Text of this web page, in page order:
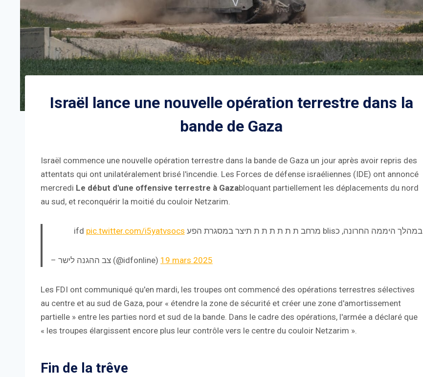
Israël lance une nouvelle opération terrestre dans la
bande de Gaza
Israël commence une nouvelle opération terrestre dans la bande de Gaza un jour après avoir repris des
attentats qui ont unilatéralement brisé l'incendie. Les Forces de défense israéliennes (IDE) ont annoncé
mercredi Le début d'une offensive terrestre à Gazabloquant partiellement les déplacements du nord
au sud, et reconquérir la moitié du couloir Netzarim.
במהלך היממה החרונה, כblis מרחב ת ת ת ת ת ת תיצר במסגרת הפע ifd pic.twitter.com/i5yatvsocs
– צב ההגנה לישר (@idfonline) 19 mars 2025
Les FDI ont communiqué qu'en mardi, les troupes ont commencé des opérations terrestres sélectives
au centre et au sud de Gaza, pour « étendre la zone de sécurité et créer une zone d'amortissement
partielle » entre les parties nord et sud de la bande. Dans le cadre des opérations, l'armée a déclaré que
« les troupes élargissent encore plus leur contrôle vers le centre du couloir Netzarim ».
Fin de la trêve